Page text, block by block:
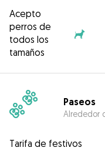
Acepto
perros de
todos los
tamaños
Paseos
Alrededor
Tarifa de festivos